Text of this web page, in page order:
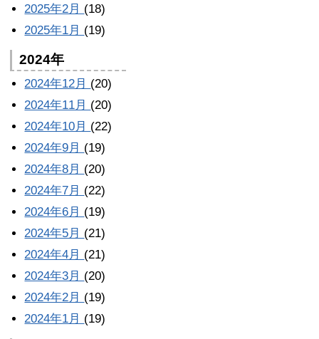
2025年2月 (18)
2025年1月 (19)
2024年
2024年12月 (20)
2024年11月 (20)
2024年10月 (22)
2024年9月 (19)
2024年8月 (20)
2024年7月 (22)
2024年6月 (19)
2024年5月 (21)
2024年4月 (21)
2024年3月 (20)
2024年2月 (19)
2024年1月 (19)